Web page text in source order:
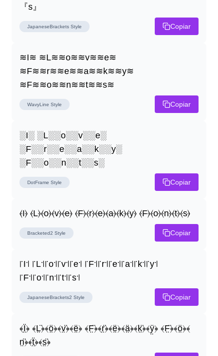
『s』
JapaneseBrackets Style Copiar
≋I≋ ≋L≋≋o≋≋v≋≋e≋
≋F≋≋r≋≋e≋≋a≋≋k≋≋y≋
≋F≋≋o≋≋n≋≋t≋≋s≋
WavyLine Style Copiar
░I░ ░L░░o░░v░░e░
░F░░r░░e░░a░░k░░y░
░F░░o░░n░░t░░s░
DotFrame Style Copiar
⦑I⦒ ⦑L⦒⦑o⦒⦑v⦒⦑e⦒ ⦑F⦒⦑r⦒⦑e⦒⦑a⦒⦑k⦒⦑y⦒ ⦑F⦒⦑o⦒⦑n⦒⦑t⦒⦑s⦒
Bracketed2 Style Copiar
꜍I꜉ ꜍L꜉꜍o꜉꜍v꜉꜍e꜉ ꜍F꜉꜍r꜉꜍e꜉꜍a꜉꜍k꜉꜍y꜉
꜍F꜉꜍o꜉꜍n꜉꜍t꜉꜍s꜉
JapaneseBrackets2 Style Copiar
﴾Ï̤﴿ ﴾L̤̈﴿﴾ö̤﴿﴾v̤̈﴿﴾ë̤﴿ ﴾F̤̈﴿﴾r̤̈﴿﴾ë̤﴿﴾ä̤﴿﴾k̤̈﴿﴾ÿ̤﴿ ﴾F̤̈﴿﴾ö̤﴿﴾
n̤̈﴿﴾ẗ̤﴿﴾s̤̈﴿